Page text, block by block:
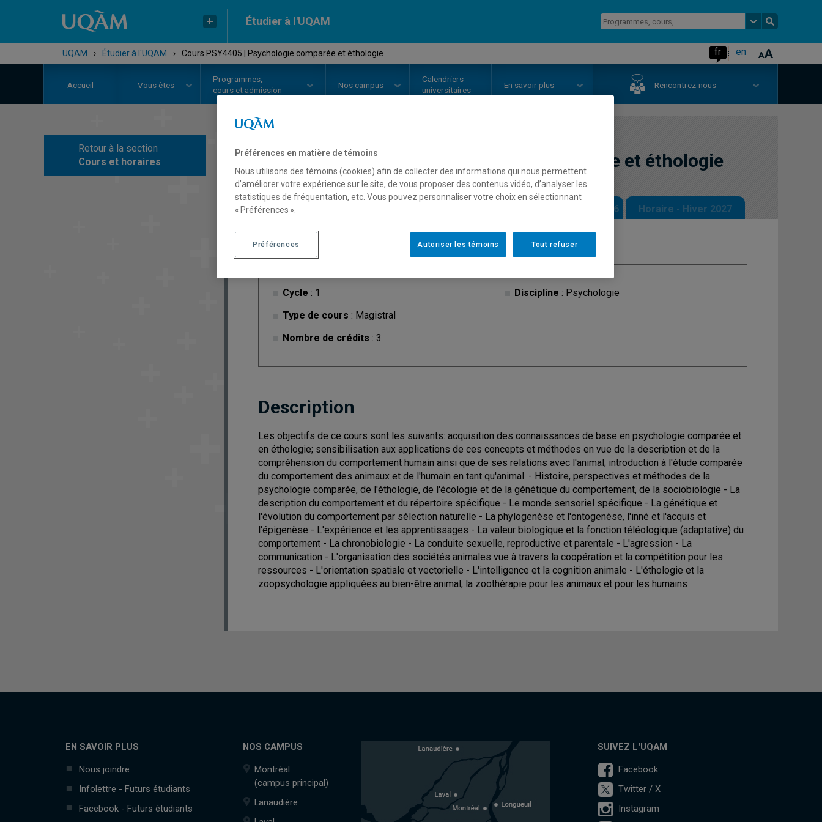
Étudier à l'UQAM
UQAM › Étudier à l'UQAM › Cours PSY4405 | Psychologie comparée et éthologie fr en
Accueil Vous êtes
Programmes,
cours et admission
Nos campus
Calendriers
universitaires
En savoir plus Rencontrez-nous
Retour à la section
Cours et horaires
COURS// PSY4405 Psychologie comparée et éthologie
Description Horaire - Automne 2026 Horaire - Hiver 2027
Cycle : 1
Type de cours : Magistral
Nombre de crédits : 3
Discipline : Psychologie
Description
Les objectifs de ce cours sont les suivants: acquisition des connaissances de base en psychologie comparée et
en éthologie; sensibilisation aux applications de ces concepts et méthodes en vue de la description et de la
compréhension du comportement humain ainsi que de ses relations avec l'animal; introduction à l'étude comparée
du comportement des animaux et de l'humain en tant qu'animal. - Histoire, perspectives et méthodes de la
psychologie comparée, de l'éthologie, de l'écologie et de la génétique du comportement, de la sociobiologie - La
description du comportement et du répertoire spécifique - Le monde sensoriel spécifique - La génétique et
l'évolution du comportement par sélection naturelle - La phylogenèse et l'ontogenèse, l'inné et l'acquis et
l'épigenèse - L'expérience et les apprentissages - La valeur biologique et la fonction téléologique (adaptative) du
comportement - La chronobiologie - La conduite sexuelle, reproductive et parentale - L'agression - La
communication - L'organisation des sociétés animales vue à travers la coopération et la compétition pour les
ressources - L'orientation spatiale et vectorielle - L'intelligence et la cognition animale - L'éthologie et la
zoopsychologie appliquées au bien-être animal, la zoothérapie pour les animaux et pour les humains
EN SAVOIR PLUS
Nous joindre
Infolettre - Futurs étudiants
Facebook - Futurs étudiants
NOS CAMPUS
Montréal
(campus principal)
Lanaudière
SUIVEZ L'UQAM
Facebook
Twitter / X
Instagram
Préférences en matière de témoins
Nous utilisons des témoins (cookies) afin de collecter des informations qui nous permettent
d’améliorer votre expérience sur le site, de vous proposer des contenus vidéo, d’analyser les
statistiques de fréquentation, etc. Vous pouvez personnaliser votre choix en sélectionnant
« Préférences ».
Tout refuser
Autoriser les témoins
Préférences